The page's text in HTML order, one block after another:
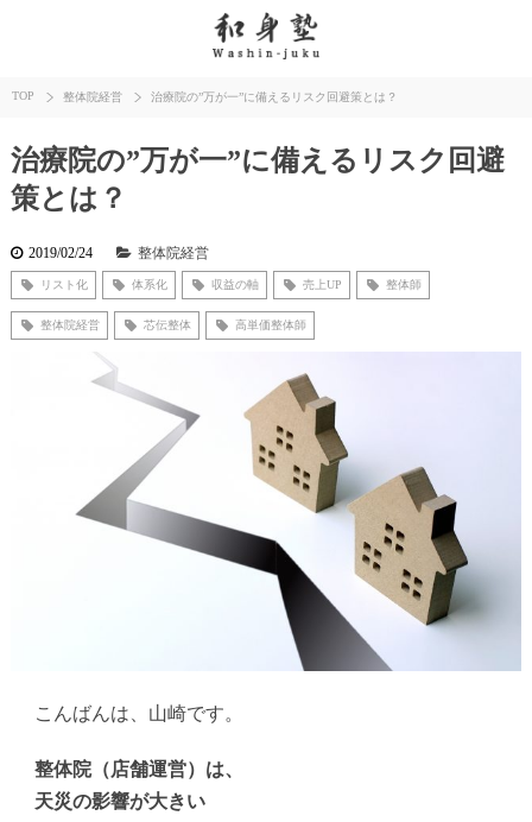
TOP 整体院経営 治療院の”万が一”に備えるリスク回避策とは？
治療院の”万が一”に備えるリスク回避
策とは？
2019/02/24 整体院経営
リスト化 体系化 収益の軸 売上UP 整体師
整体院経営 芯伝整体 高単価整体師
こんばんは、山崎です。
整体院（店舗運営）は、
天災の影響が大きい